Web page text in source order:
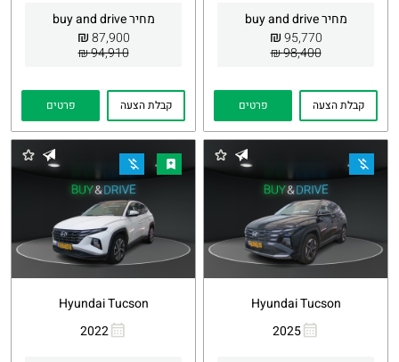
מחיר buy and drive
95,770
₪
98,400 ₪
קבלת הצעה פרטים
מחיר buy and drive
87,900
₪
94,910 ₪
קבלת הצעה פרטים
Hyundai Tucson
2025
Whatsapp
Hyundai Tucson
2022
Whatsapp